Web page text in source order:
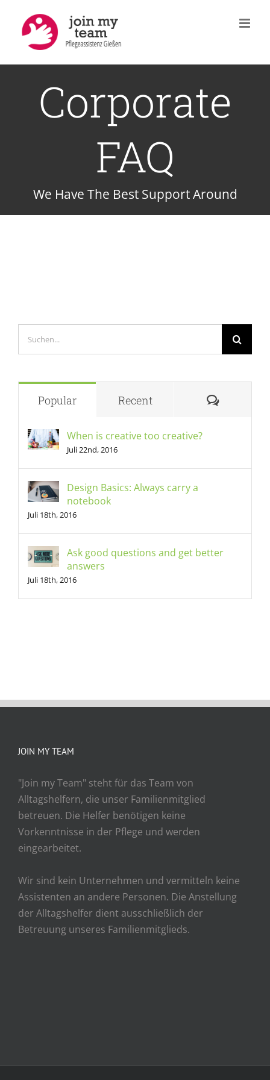
Inhalt
springen
Corporate
FAQ
We Have The Best Support Around
Popular Recent
When is creative too creative?
Juli 22nd, 2016
Design Basics: Always carry a
notebook
Juli 18th, 2016
Ask good questions and get better
answers
Juli 18th, 2016
JOIN MY TEAM
"Join my Team" steht für das Team von
Alltagshelfern, die unser Familienmitglied
betreuen. Die Helfer benötigen keine
Vorkenntnisse in der Pflege und werden
eingearbeitet.
Wir sind kein Unternehmen und vermitteln keine
Assistenten an andere Personen. Die Anstellung
der Alltagshelfer dient ausschließlich der
Betreuung unseres Familienmitglieds.